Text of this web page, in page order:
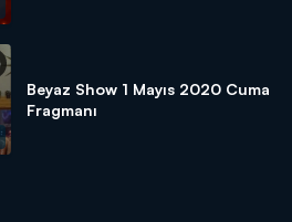
Beyaz Show 1 Mayıs 2020 Cuma
Fragmanı